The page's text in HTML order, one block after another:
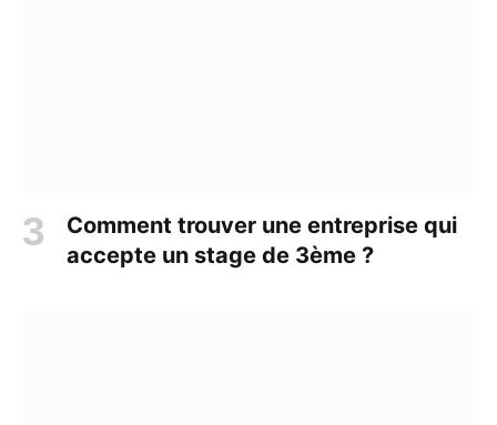
Comment trouver une entreprise qui
accepte un stage de 3ème ?